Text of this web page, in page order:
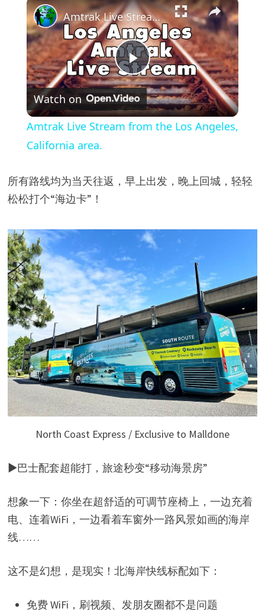
P
l
y
d
e
o
Amtrak Live Stream from the Los Angeles, California area.
Watch on
Amtrak Live Stream from the Los Angeles,
California area.
所有路线均为当天往返，早上出发，晚上回城，轻轻
松松打个“海边卡”！
North Coast Express / Exclusive to Malldone
▶巴士配套超能打，旅途秒变“移动海景房”
想象一下：你坐在超舒适的可调节座椅上，一边充着
电、连着WiFi，一边看着车窗外一路风景如画的海岸
线……
这不是幻想，是现实！北海岸快线标配如下：
免费 WiFi，刷视频、发朋友圈都不是问题